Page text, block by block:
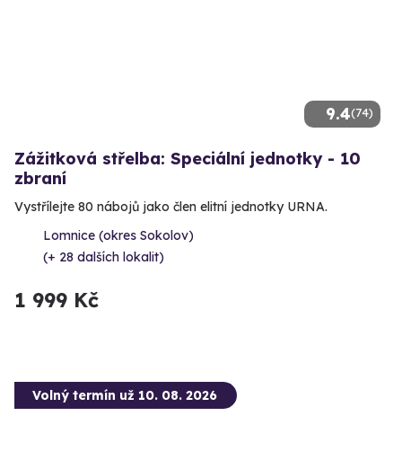
9.4(74)
Zážitková střelba: Speciální jednotky - 10
zbraní
Vystřílejte 80 nábojů jako člen elitní jednotky URNA.
Lomnice (okres Sokolov)
(+ 28 dalších lokalit)
1 999 Kč
Volný termín už 10. 08. 2026